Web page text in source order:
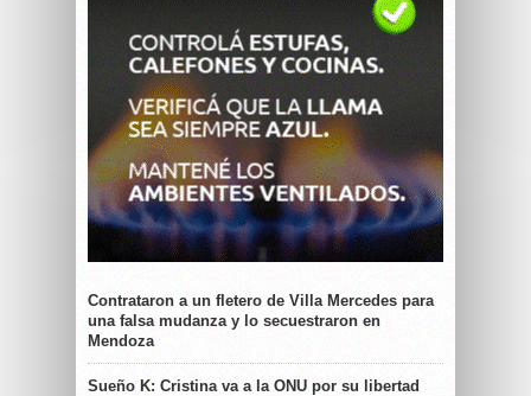
Contrataron a un fletero de Villa Mercedes para
una falsa mudanza y lo secuestraron en
Mendoza
Sueño K: Cristina va a la ONU por su libertad